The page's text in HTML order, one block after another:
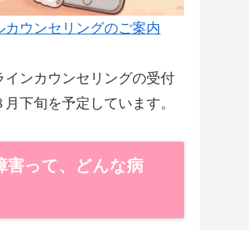
ウンセリングのご案内
インカウンセリングの受付
下旬を予定しています。
害って、どんな病